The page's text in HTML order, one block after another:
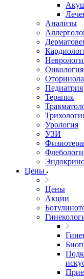
Анализы
Онкология
Педиатрия
Терапия
Урология
УЗИ
Цены
Цены
Акции